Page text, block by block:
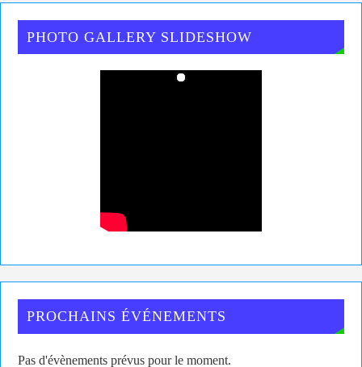
PHOTO GALLERY SLIDESHOW
PROCHAINS ÉVÉNEMENTS
Pas d'évènements prévus pour le moment.